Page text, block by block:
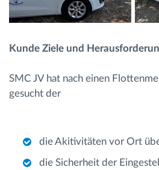
Kunde Ziele und
SMC JV hat nach einen
gesucht der
die Akitivitäten vor Ort
die Sicherheit der